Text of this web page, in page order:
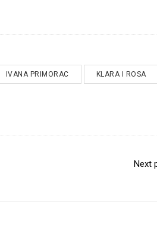
IVANA PRIMORAC KLARA I ROSA
Next